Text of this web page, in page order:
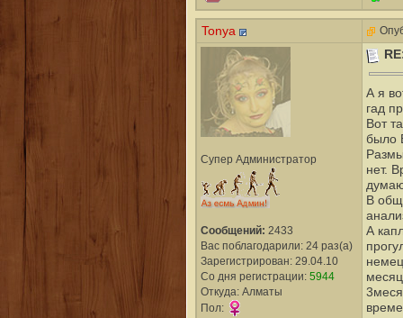
Tonya
Супер Администратор
Сообщений: 2433
Вас поблагодарили: 24 раз(а)
Зарегистрирован: 29.04.10
Со дня регистрации: 5944
Откуда: Алматы
Пол:
А я
гад
Вот
было
нет.
В
А